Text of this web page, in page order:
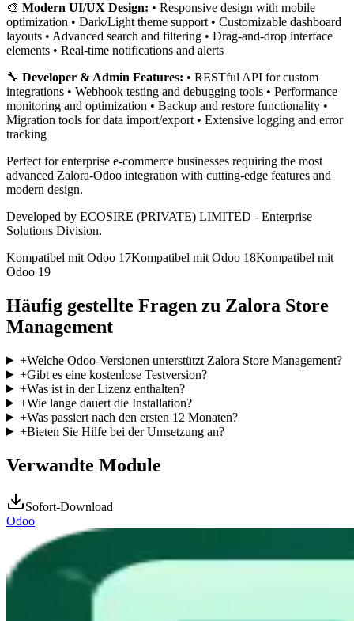
🎨 Modern UI/UX Design: • Responsive design with mobile
optimization • Dark/Light theme support • Customizable dashboard
layouts • Advanced search and filtering • Drag-and-drop interface
elements • Real-time notifications and alerts
🔧 Developer & Admin Features: • RESTful API for custom
integrations • Webhook testing and debugging tools • Performance
monitoring and optimization • Backup and restore functionality •
Migration tools for data import/export • Extensive logging and error
tracking
Perfect for enterprise e-commerce businesses requiring the most
advanced Zalora-Odoo integration with cutting-edge features and
modern design.
Developed by ECOSIRE (PRIVATE) LIMITED - Enterprise
Solutions Division.
Kompatibel mit Odoo 17Kompatibel mit Odoo 18Kompatibel mit
Odoo 19
Häufig gestellte Fragen zu Zalora Store
Management
+Welche Odoo-Versionen unterstützt Zalora Store Management?
+Gibt es eine kostenlose Testversion?
+Was ist in der Lizenz enthalten?
+Wie lange dauert die Installation?
+Was passiert nach den ersten 12 Monaten?
+Bieten Sie Hilfe bei der Umsetzung an?
Verwandte Module
Sofort-Download
Odoo